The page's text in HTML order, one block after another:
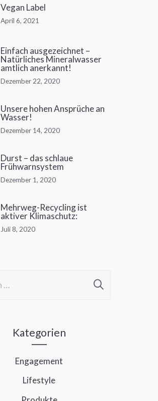
Vegan Label
April 6, 2021
Einfach ausgezeichnet –
Natürliches Mineralwasser
amtlich anerkannt!
Dezember 22, 2020
Unsere hohen Ansprüche an
Wasser!
Dezember 14, 2020
Durst – das schlaue
Frühwarnsystem
Dezember 1, 2020
Mehrweg-Recycling ist
aktiver Klimaschutz:
Juli 8, 2020
Kategorien
Engagement
Lifestyle